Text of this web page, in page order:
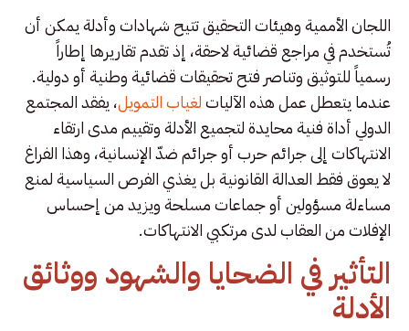
اللجان الأممية وهيئات التحقيق تتيح شهادات وأدلة يمكن أن
تُستخدم في مراجع قضائية لاحقة، إذ تقدم تقاريرها إطاراً
رسمياً للتوثيق وتناصر فتح تحقيقات قضائية وطنية أو دولية.
عندما يتعطل عمل هذه الآلياتلغياب التمويل، يفقد المجتمع
الدولي أداة فنية محايدة لتجميع الأدلة وتقييم مدى ارتقاء
الانتهاكات إلى جرائم حرب أو جرائم ضدّ الإنسانية، وهذا الفراغ
لا يعوق فقط العدالة القانونية بل يغذي الفرص السياسية لمنع
مساءلة مسؤولين أو جماعات مسلحة ويزيد من إحساس
الإفلات من العقاب لدى مرتكبي الانتهاكات.
التأثير في الضحايا والشهود ووثائق
الأدلة